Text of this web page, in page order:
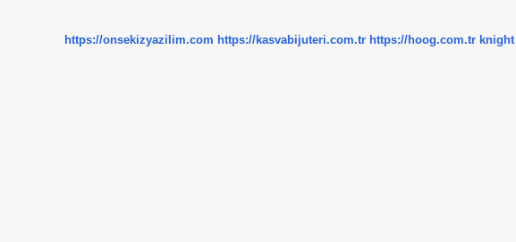
https://onsekizyazilim.com https://kasvabijuteri.com.tr https://hoog.com.tr